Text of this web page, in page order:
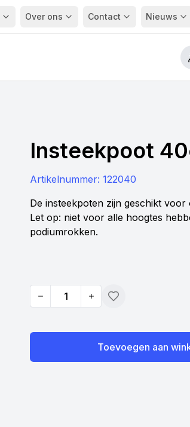
Over ons Contact Nieuws
Insteekpoot
Artikelnummer: 122040
De insteekpoten zijn geschikt voor
Let op: niet voor alle hoogtes
podiumrokken.
Quantity Toevoegen
Toevoegen aan